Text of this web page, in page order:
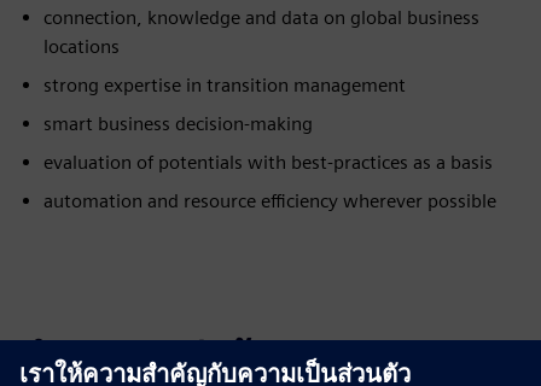
connection, knowledge and data on global business
locations
strong expertise in transition management
smart business decision-making
evaluation of potentials with best-practices as a basis
automation and resource efficiency wherever possible
สำรวจแหล่งข้อมูลและ